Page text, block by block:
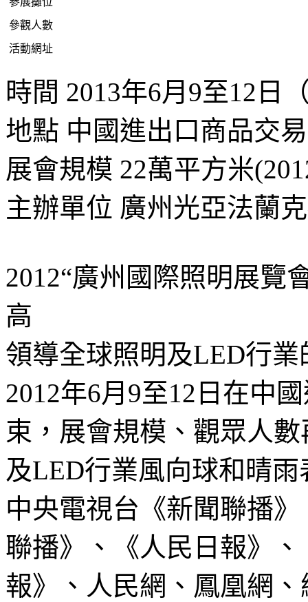
參觀人數
活動網址
時間 2013年6月9至12日
地點 中國進出口商品交
展會規模 22萬平方米
主辦單位 廣州光亞法蘭
2012“廣州國際照明展覽
高
領導全球照明及LED行
2012年6月9至12日在中
束，展會規模、觀眾人
及LED行業風向球和晴
中央電視台《新聞聯播
聯播》、《人民日報》
報》、人民網、鳳凰網